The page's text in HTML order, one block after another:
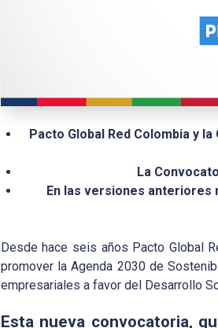
Pacto Global Red Colombia y
La
En las versiones anteriores
Desde hace seis años Pacto Global
promover la Agenda 2030 de
empresariales a favor del Desarrollo
Esta nueva convocatoria,